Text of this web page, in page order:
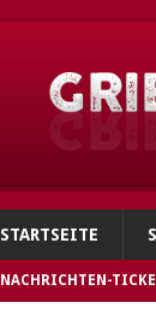
STARTSEITE
NACHRICHTEN-